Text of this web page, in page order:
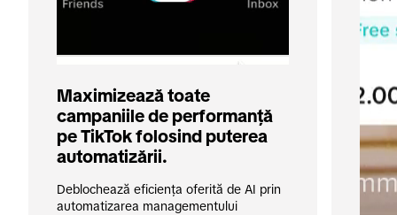
Maximizează toate
campaniile de performanță
pe TikTok folosind puterea
automatizării.
Deblochează eficiența oferită de AI prin
automatizarea managementului